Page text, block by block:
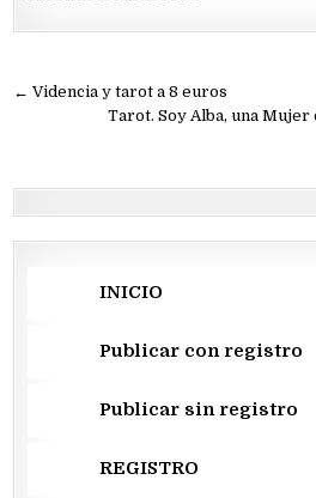
Navegación
← Videncia y tarot a 8 euros
Tarot. Soy Alba, una Mujer
INICIO
Publicar con registro
Publicar sin registro
REGISTRO